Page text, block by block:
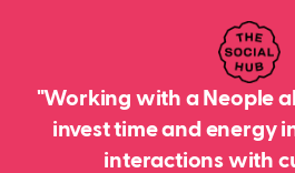
"Working with a Neople
invest time and energy
interactions with